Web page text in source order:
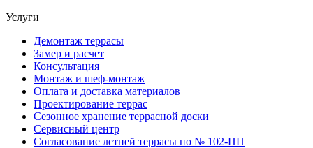
Услуги
Демонтаж террасы
Замер и расчет
Консультация
Монтаж и шеф-монтаж
Оплата и доставка материалов
Проектирование террас
Сезонное хранение террасной доски
Сервисный центр
Согласование летней террасы по № 102-ПП